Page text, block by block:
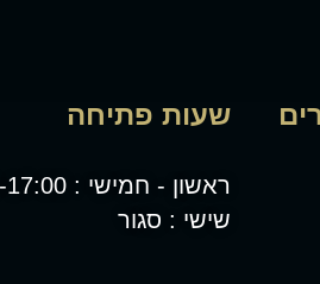
שעות פתיחה
ראשון - חמישי : 08:00-17:00
שישי : סגור